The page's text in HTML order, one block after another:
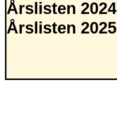
Årslisten 2024
Årslisten 2025